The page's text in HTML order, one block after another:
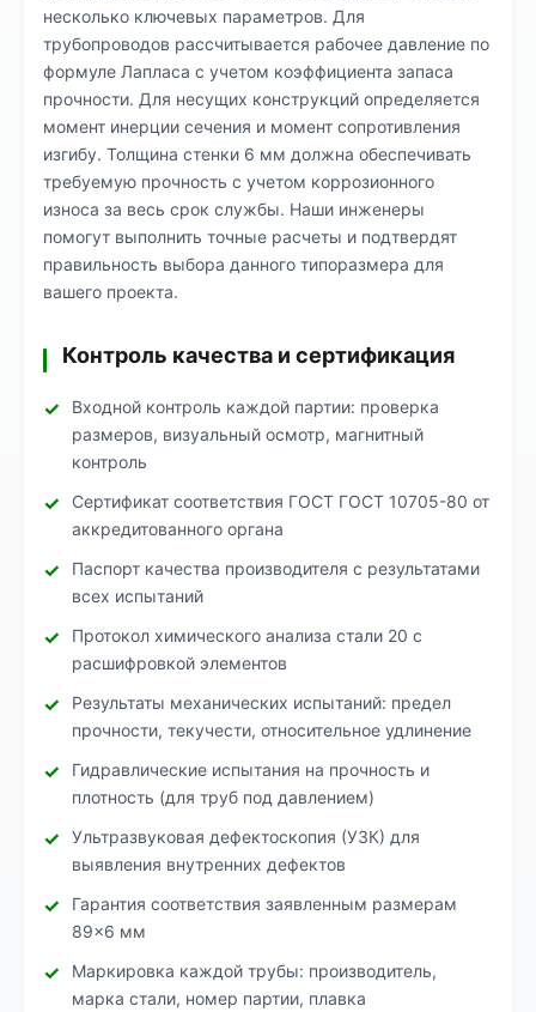
несколько ключевых параметров. Для
трубопроводов рассчитывается рабочее давление по
формуле Лапласа с учетом коэффициента запаса
прочности. Для несущих конструкций определяется
момент инерции сечения и момент сопротивления
изгибу. Толщина стенки 6 мм должна обеспечивать
требуемую прочность с учетом коррозионного
износа за весь срок службы. Наши инженеры
помогут выполнить точные расчеты и подтвердят
правильность выбора данного типоразмера для
вашего проекта.
Контроль качества и сертификация
Входной контроль каждой партии: проверка
размеров, визуальный осмотр, магнитный
контроль
Сертификат соответствия ГОСТ ГОСТ 10705-80 от
аккредитованного органа
Паспорт качества производителя с результатами
всех испытаний
Протокол химического анализа стали 20 с
расшифровкой элементов
Результаты механических испытаний: предел
прочности, текучести, относительное удлинение
Гидравлические испытания на прочность и
плотность (для труб под давлением)
Ультразвуковая дефектоскопия (УЗК) для
выявления внутренних дефектов
Гарантия соответствия заявленным размерам
89×6 мм
Маркировка каждой трубы: производитель,
марка стали, номер партии, плавка